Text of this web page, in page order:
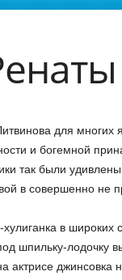
для многих
и богемной
так были
в совершенно не
в широких
шпильку-лодочку
актрисе джинсовка